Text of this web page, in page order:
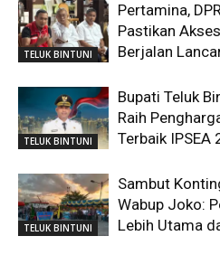
TELUK BINTUNI
Pertamina,
Pastikan
Berjalan
TELUK BINTUNI
Bupati Teluk
Raih
Terbaik IPSEA
TELUK BINTUNI
Sambut
Wabup Joko:
Lebih Utama